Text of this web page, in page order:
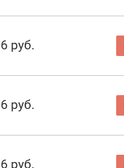
руб.
руб.
руб.